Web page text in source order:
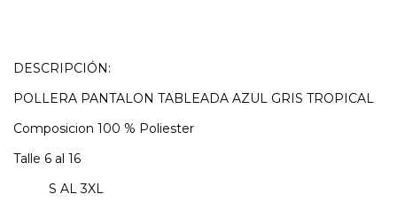
DESCRIPCIÓN:
POLLERA PANTALON TABLEADA AZUL GRIS TROPICAL
Composicion 100 % Poliester
Talle 6 al 16
S AL 3XL